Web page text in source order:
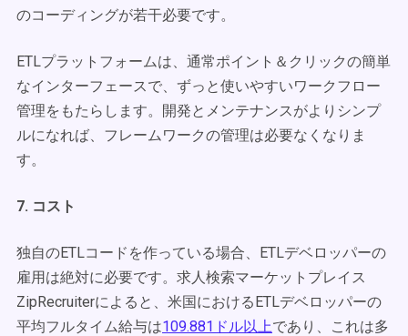
のコーディングが若干必要です。
ETLプラットフォームは、通常ポイント＆クリックの簡単
なインターフェースで、ずっと使いやすいワークフロー
管理をもたらします。開発とメンテナンスがよりシンプ
ルになれば、フレームワークの管理は必要なくなりま
す。
7. コスト
独自のETLコードを作っている場合、ETLデベロッパーの
雇用は絶対に必要です。求人検索マーケットプレイス
ZipRecruiterによると、米国におけるETLデベロッパーの
平均フルタイム給与は109.881ドル以上であり、これは多